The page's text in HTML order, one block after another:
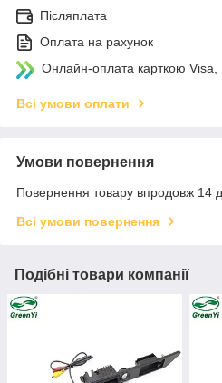
Післяплата
Оплата на рахунок
Онлайн-оплата карткою
Всі умови оплати
Умови повернення
Повернення товару впродовж 14
Всі умови повернення
Подібні товари компанії